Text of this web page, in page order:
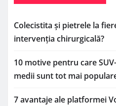
Colecistita și pietrele la
intervenția chirurgicală?
10 motive pentru care
medii sunt tot mai
7 avantaje ale platformei